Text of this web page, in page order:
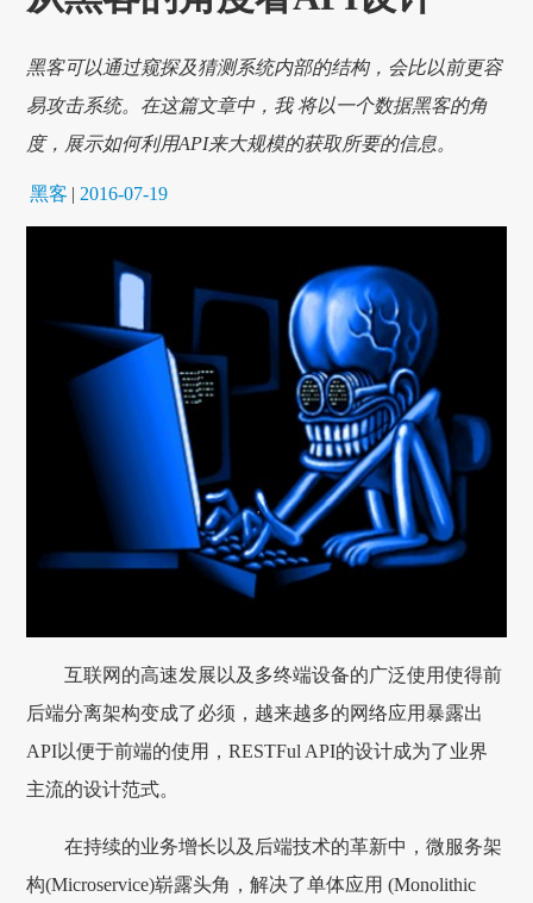
黑客可以通过窥探及猜测系统内部的结构，会比以前更容
易攻击系统。在这篇文章中，我 将以一个数据黑客的角
度，展示如何利用API来大规模的获取所要的信息。
黑客 | 2016-07-19
互联网的高速发展以及多终端设备的广泛使用使得前
后端分离架构变成了必须，越来越多的网络应用暴露出
API以便于前端的使用，RESTFul API的设计成为了业界
主流的设计范式。
在持续的业务增长以及后端技术的革新中，微服务架
构(Microservice)崭露头角，解决了单体应用 (Monolithic